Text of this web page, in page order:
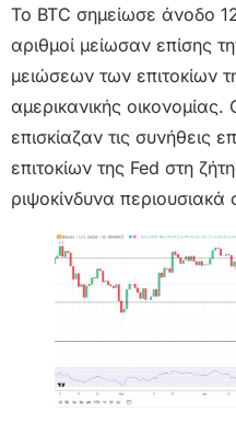
Το BTC σημείωσε άνοδο
αριθμοί μείωσαν επίσης
μειώσεων των επιτοκίων
αμερικανικής
επισκίαζαν τις συνήθεις
επιτοκίων της Fed στη
ριψοκίνδυνα περιουσιακά